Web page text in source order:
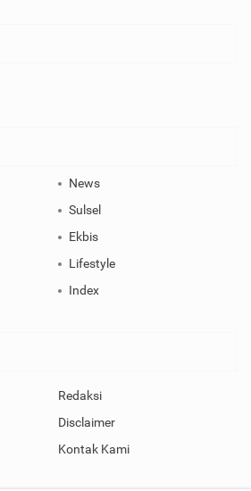
News
Sulsel
Ekbis
Lifestyle
Index
Redaksi
Disclaimer
Kontak Kami